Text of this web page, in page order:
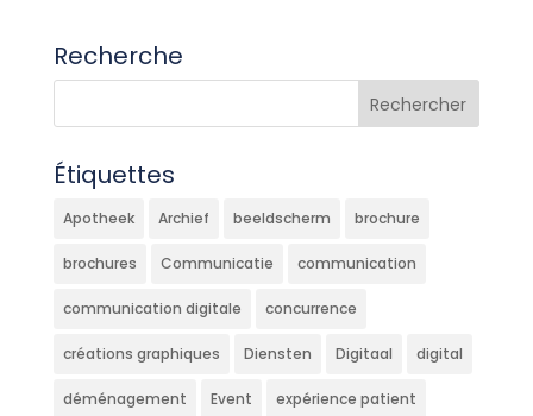
Recherche
Étiquettes
Apotheek Archief beeldscherm brochure
brochures Communicatie communication
communication digitale concurrence
créations graphiques Diensten Digitaal digital
déménagement Event expérience patient